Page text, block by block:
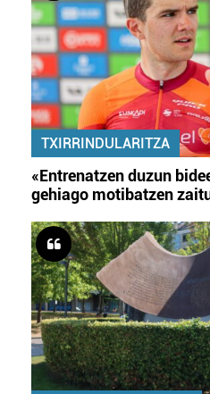
TXIRRINDULARITZA
«Entrenatzen duzun
gehiago motibatzen